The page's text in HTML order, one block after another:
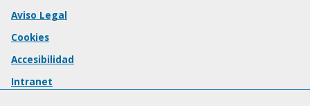
Aviso Legal
Cookies
Accesibilidad
Intranet